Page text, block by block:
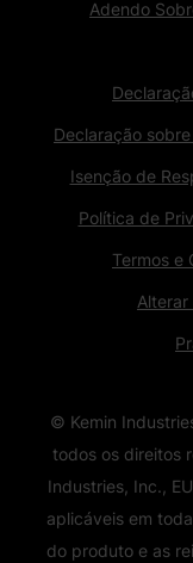
Adendo
Declaração
Isenção de
Política de
Termos e
© Kemin
todos os direitos
Industries, Inc.,
aplicáveis ​​em
do produto e as